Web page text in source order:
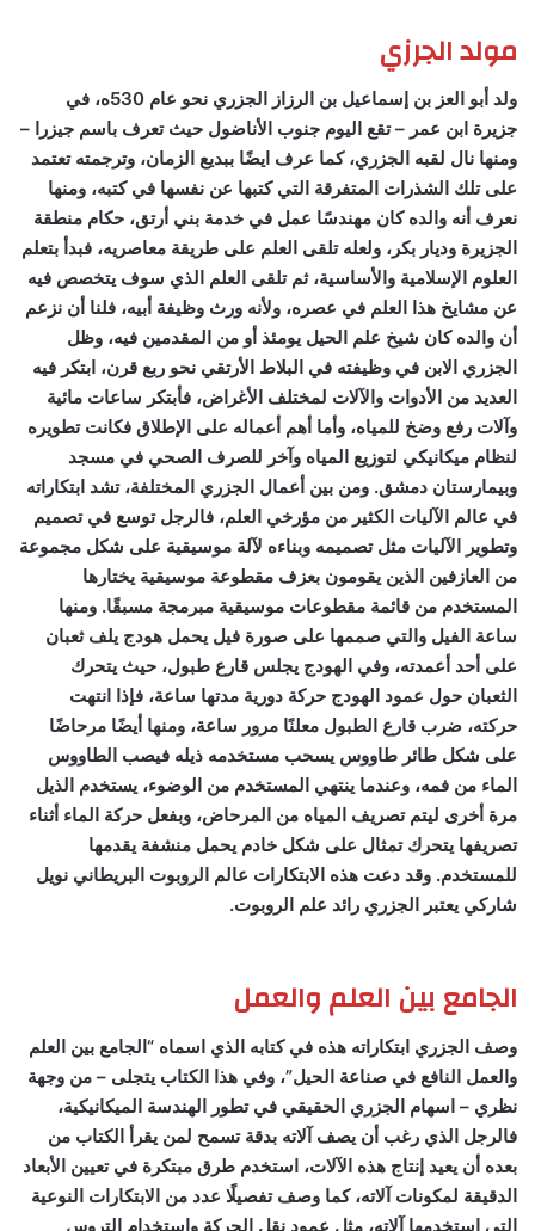
مولد الجرزي
ولد أبو العز بن إسماعيل بن الرزاز الجزري نحو عام 530ه، في
جزيرة ابن عمر – تقع اليوم جنوب الأناضول حيث تعرف باسم جيزرا –
ومنها نال لقبه الجزري، كما عرف ايضًا ببديع الزمان، وترجمته تعتمد
على تلك الشذرات المتفرقة التي كتبها عن نفسها في كتبه، ومنها
نعرف أنه والده كان مهندسًا عمل في خدمة بني أرتق، حكام منطقة
الجزيرة وديار بكر، ولعله تلقى العلم على طريقة معاصريه، فبدأ بتعلم
العلوم الإسلامية والأساسية، ثم تلقى العلم الذي سوف يتخصص فيه
عن مشايخ هذا العلم في عصره، ولأنه ورث وظيفة أبيه، فلنا أن نزعم
أن والده كان شيخ علم الحيل يومئذ أو من المقدمين فيه، وظل
الجزري الابن في وظيفته في البلاط الأرتقي نحو ربع قرن، ابتكر فيه
العديد من الأدوات والآلات لمختلف الأغراض، فأبتكر ساعات مائية
وآلات رفع وضخ للمياه، وأما أهم أعماله على الإطلاق فكانت تطويره
لنظام ميكانيكي لتوزيع المياه وآخر للصرف الصحي في مسجد
وبيمارستان دمشق. ومن بين أعمال الجزري المختلفة، تشد ابتكاراته
في عالم الآليات الكثير من مؤرخي العلم، فالرجل توسع في تصميم
وتطوير الآليات مثل تصميمه وبناءه لآلة موسيقية على شكل مجموعة
من العازفين الذين يقومون بعزف مقطوعة موسيقية يختارها
المستخدم من قائمة مقطوعات موسيقية مبرمجة مسبقًا. ومنها
ساعة الفيل والتي صممها على صورة فيل يحمل هودج يلف ثعبان
على أحد أعمدته، وفي الهودج يجلس قارع طبول، حيث يتحرك
الثعبان حول عمود الهودج حركة دورية مدتها ساعة، فإذا انتهت
حركته، ضرب قارع الطبول معلنًا مرور ساعة، ومنها أيضًا مرحاضًا
على شكل طائر طاووس يسحب مستخدمه ذيله فيصب الطاووس
الماء من فمه، وعندما ينتهي المستخدم من الوضوء، يستخدم الذيل
مرة أخرى ليتم تصريف المياه من المرحاض، وبفعل حركة الماء أثناء
تصريفها يتحرك تمثال على شكل خادم يحمل منشفة يقدمها
للمستخدم. وقد دعت هذه الابتكارات عالم الروبوت البريطاني نويل
شاركي يعتبر الجزري رائد علم الروبوت.
الجامع بين العلم والعمل
وصف الجزري ابتكاراته هذه في كتابه الذي اسماه “الجامع بين العلم
والعمل النافع في صناعة الحيل”، وفي هذا الكتاب يتجلى – من وجهة
نظري – اسهام الجزري الحقيقي في تطور الهندسة الميكانيكية،
فالرجل الذي رغب أن يصف آلاته بدقة تسمح لمن يقرأ الكتاب من
بعده أن يعيد إنتاج هذه الآلات، استخدم طرق مبتكرة في تعيين الأبعاد
الدقيقة لمكونات آلاته، كما وصف تفصيلًا عدد من الابتكارات النوعية
التي استخدمها آلاته، مثل عمود نقل الحركة واستخدام التروس